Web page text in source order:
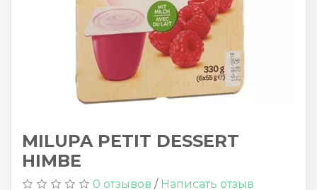
MILUPA PETIT DESSERT
HIMBE
0 отзывов / Написать отзыв